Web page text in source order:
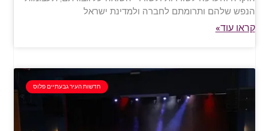
הנפש שלהם ותרומתם לחברה ולמדינת ישראל
קראו עוד»
חדשות העיר גבעתיים פלוס